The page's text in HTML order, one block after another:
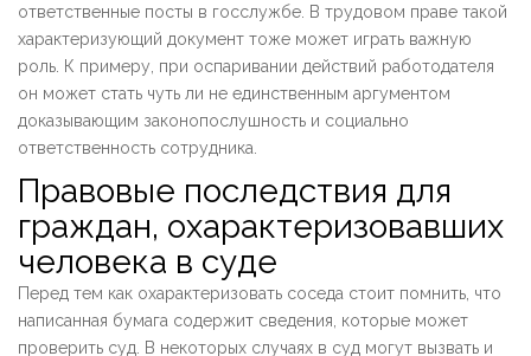
ответственные посты в госслужбе. В трудовом праве такой
характеризующий документ тоже может играть важную
роль. К примеру, при оспаривании действий работодателя
он может стать чуть ли не единственным аргументом
доказывающим законопослушность и социально
ответственность сотрудника.
Правовые последствия для
граждан, охарактеризовавших
человека в суде
Перед тем как охарактеризовать соседа стоит помнить, что
написанная бумага содержит сведения, которые может
проверить суд. В некоторых случаях в суд могут вызвать и